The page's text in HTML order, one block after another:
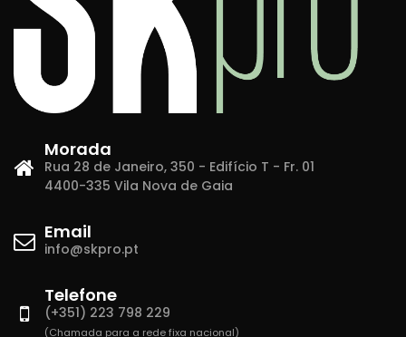
Morada
Rua 28 de Janeiro, 350 - Edifício T - Fr. 01
4400-335 Vila Nova de Gaia
Email
info@skpro.pt
Telefone
(+351) 223 798 229
(Chamada para a rede fixa nacional)